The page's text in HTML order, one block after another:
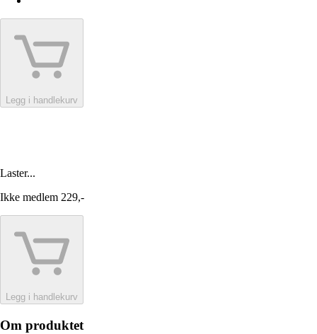
Legg i handlekurv
Laster...
Ikke medlem 229,-
Legg i handlekurv
Om produktet